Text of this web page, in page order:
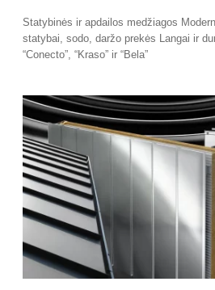
Statybinės ir apdailos medžiagos
statybai, sodo, daržo prekės Langai ir
“Conecto”, “Kraso” ir “Bela”